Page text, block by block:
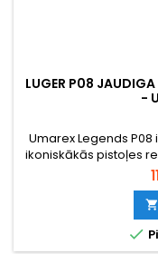
LUGER P08
-
Umarex Legends
ikoniskākās pistoļes
CO2 darbināta.
Autentisks

